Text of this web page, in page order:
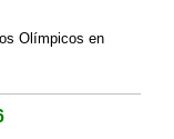
Olímpicos en